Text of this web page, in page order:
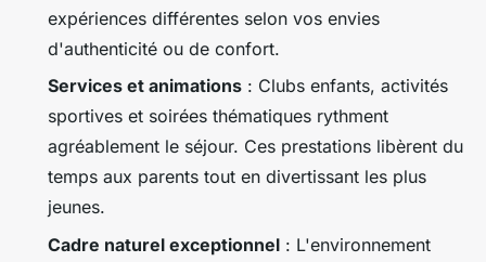
expériences différentes selon vos envies
d'authenticité ou de confort.
Services et animations : Clubs enfants, activités
sportives et soirées thématiques rythment
agréablement le séjour. Ces prestations libèrent du
temps aux parents tout en divertissant les plus
jeunes.
Cadre naturel exceptionnel : L'environnement